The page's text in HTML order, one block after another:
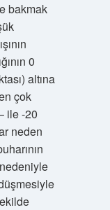
bakmak
0
altına
çok
ile -20
neden